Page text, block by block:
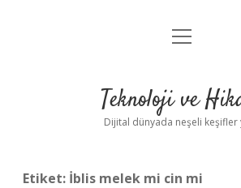
Anasayfa
Yasal Uyarı
menüyü
Teknoloji ve
Dijital dünyada neşeli keşifler
Etiket: İblis melek mi cin mi